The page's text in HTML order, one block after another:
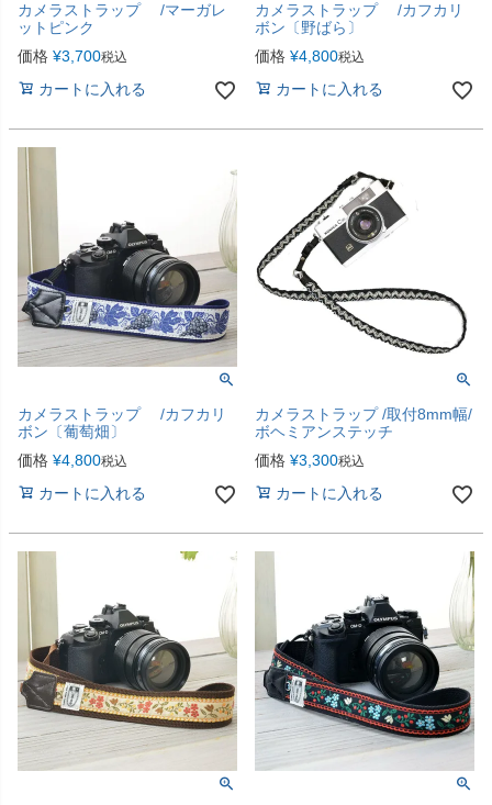
カメラストラップ /マーガレ
ットピンク
価格 ¥3,700税込
カートに入れる
カメラストラップ /カフカリ
ボン〔野ばら〕
価格 ¥4,800税込
カートに入れる
カメラストラップ /カフカリ
ボン〔葡萄畑〕
価格 ¥4,800税込
カートに入れる
カメラストラップ /取付8mm幅/
ボヘミアンステッチ
価格 ¥3,300税込
カートに入れる